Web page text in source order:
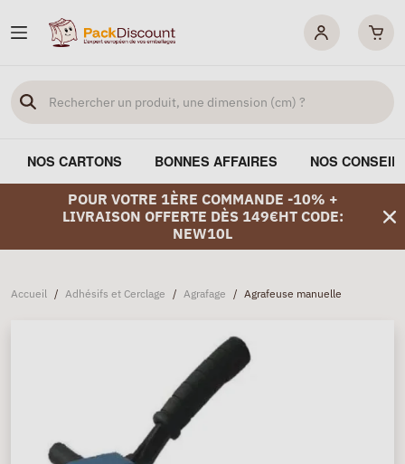
NOS CARTONS BONNES AFFAIRES NOS
POUR VOTRE 1ÈRE COMMANDE -10% +
LIVRAISON OFFERTE DÈS 149€HT CODE:
NEW10L
Accueil / Adhésifs et Cerclage / Agrafage / Agrafeuse manuelle